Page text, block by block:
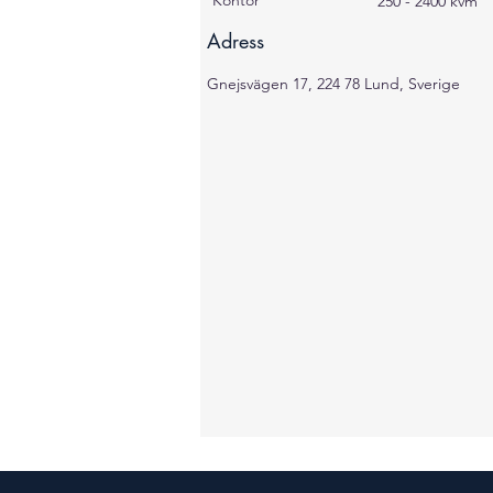
Adress
Gnejsvägen 17, 224 78 Lund, Sverige